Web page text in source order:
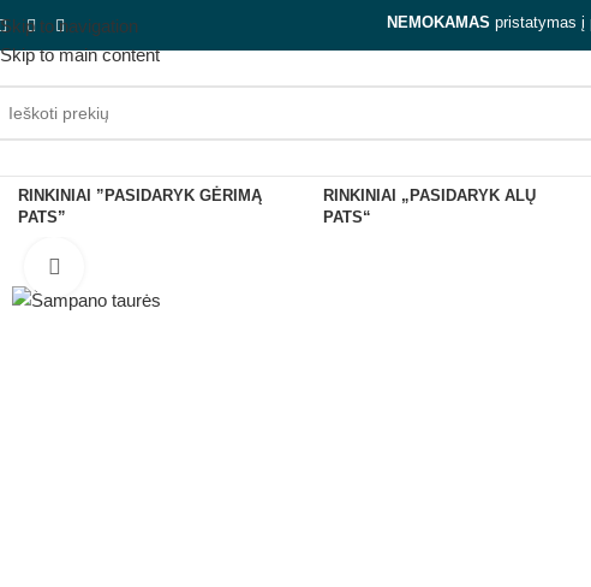
Skip to navigation
Skip to main content
NEMOKAMAS pristatymas į
RINKINIAI ”PASIDARYK GĖRIMĄ
PATS”
RINKINIAI „PASIDARYK ALŲ
PATS“